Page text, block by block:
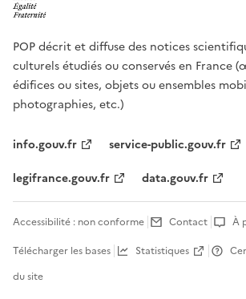
POP décrit et diffuse des notices
culturels étudiés ou conservés en France
édifices ou sites, objets ou ensembles
photographies, etc.)
info.gouv.fr
service-public.gouv.fr
legifrance.gouv.fr
data.gouv.fr
Accessibilité : non conforme Contact
À
Télécharger les bases
Statistiques
du site